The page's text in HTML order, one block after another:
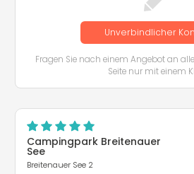
Unverbindlicher
Fragen Sie nach einem Angebot an
Seite nur mit einem
Campingpark Breitenauer
See
Breitenauer See 2